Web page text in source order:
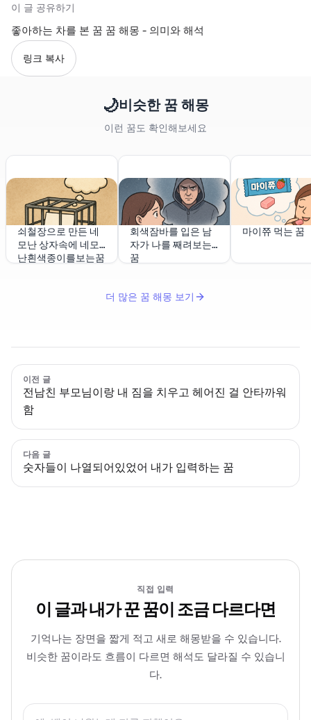
이 글 공유하기
좋아하는 차를 본 꿈 꿈 해몽 - 의미와 해석
링크 복사
🌙비슷한 꿈 해몽
이런 꿈도 확인해보세요
쇠철장으로 만든 네
모난 상자속에 네모
난흰색종이를보는꿈
회색잠바를 입은 남
자가 나를 째려보는
꿈
마이쮸 먹는 꿈
더 많은 꿈 해몽 보기
이전 글
전남친 부모님이랑 내 짐을 치우고 헤어진 걸 안타까워
함
다음 글
숫자들이 나열되어있었어 내가 입력하는 꿈
직접 입력
이 글과 내가 꾼 꿈이 조금 다르다면
기억나는 장면을 짧게 적고 새로 해몽받을 수 있습니다.
비슷한 꿈이라도 흐름이 다르면 해석도 달라질 수 있습니
다.